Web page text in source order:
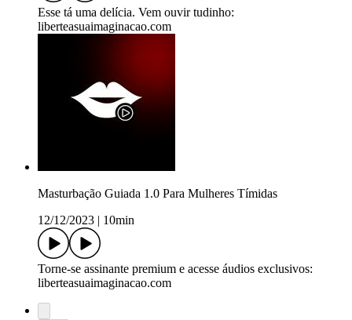
Esse tá uma delícia. Vem ouvir tudinho:
liberteasuaimaginacao.com
Masturbação Guiada 1.0 Para Mulheres Tímidas
12/12/2023
10min
Torne-se assinante premium e acesse áudios exclusivos:
liberteasuaimaginacao.com